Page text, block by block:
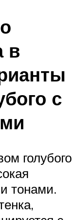
в
с
голубого
тонами.